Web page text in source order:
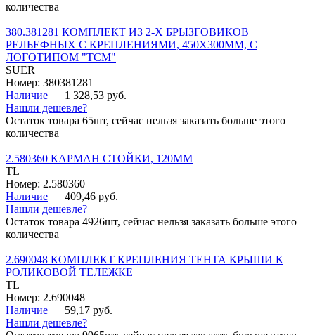
количества
380.381281 КОМПЛЕКТ ИЗ 2-Х БРЫЗГОВИКОВ
РЕЛЬЕФНЫХ С КРЕПЛЕНИЯМИ, 450Х300ММ, С
ЛОГОТИПОМ "ТСМ"
SUER
Номер: 380381281
Наличие
1 328,53 руб.
Нашли дешевле?
Остаток товара 65шт, сейчас нельзя заказать больше этого
количества
2.580360 КАРМАН СТОЙКИ, 120ММ
TL
Номер: 2.580360
Наличие
409,46 руб.
Нашли дешевле?
Остаток товара 4926шт, сейчас нельзя заказать больше этого
количества
2.690048 КОМПЛЕКТ КРЕПЛЕНИЯ ТЕНТА КРЫШИ К
РОЛИКОВОЙ ТЕЛЕЖКЕ
TL
Номер: 2.690048
Наличие
59,17 руб.
Нашли дешевле?